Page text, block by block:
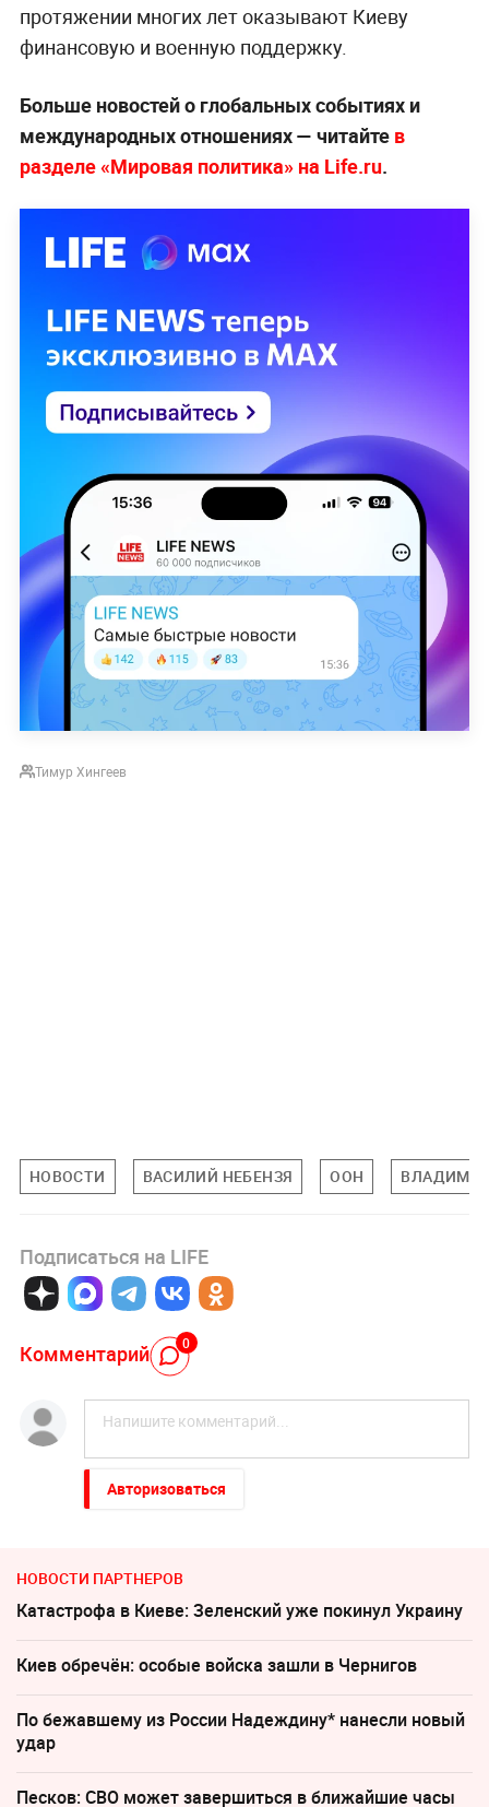
протяжении многих лет оказывают Киеву
финансовую и военную поддержку.
Больше новостей о глобальных событиях и
международных отношениях — читайте в
разделе «Мировая политика» на Life.ru.
Тимур Хингеев
НОВОСТИ ВАСИЛИЙ НЕБЕНЗЯ ООН
Подписаться на LIFE
Комментарий 0
Авторизоваться
НОВОСТИ ПАРТНЕРОВ
Катастрофа в Киеве: Зеленский уже покинул Украину
Киев обречён: особые войска зашли в Чернигов
По бежавшему из России Надеждину* нанесли новый
удар
Песков: СВО может завершиться в ближайшие часы